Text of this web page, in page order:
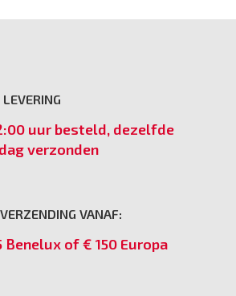
uur besteld, dezelfde
verzonden
VANAF:
Benelux of € 150 Europa